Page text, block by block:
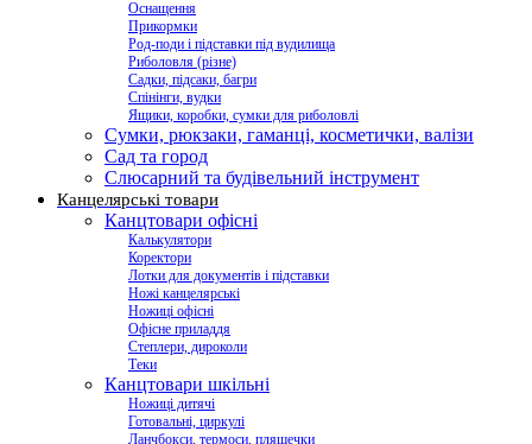
Оснащення
Прикормки
Род-поди і підставки під вудилища
Риболовля (різне)
Садки, підсаки, багри
Спінінги, вудки
Ящики, коробки, сумки для риболовлі
Сумки, рюкзаки, гаманці, косметички, валізи
Сад та город
Слюсарний та будівельний інструмент
Канцелярські товари
Канцтовари офісні
Калькулятори
Коректори
Лотки для документів і підставки
Ножі канцелярські
Ножиці офісні
Офісне приладдя
Степлери, дироколи
Теки
Канцтовари шкільні
Ножиці дитячі
Готовальні, циркулі
Ланчбокси, термоси, пляшечки